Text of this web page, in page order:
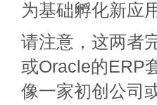
为基础孵化新应
请注意，这两者
或Oracle的ERP
像一家初创公司